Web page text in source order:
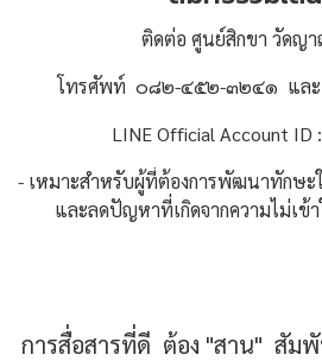
ติดต่อ ศูนย์สิกขา วัดญา
โทรศัพท์  ๐๘๒-๔๕๒-๓๒๔๑  แ
LINE Official Account ID :
- เหมาะสำหรับผู้ที่ต้องการพัฒนาทักษ
และลดปัญหาที่เกิดจากความไม่เข้
การสื่อสารที่ดี ต้อง "สาน" สัม